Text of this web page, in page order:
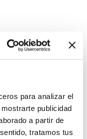
para analizar el
publicidad
a partir de
tratamos tus